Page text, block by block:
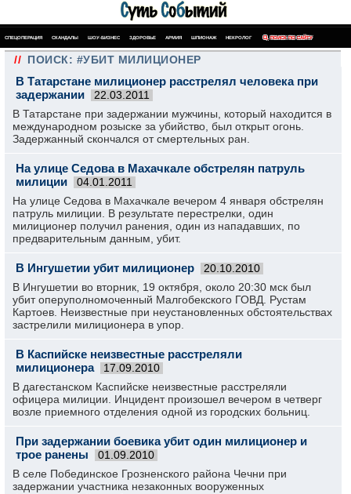
СПЕЦОПЕРАЦИЯ СКАНДАЛЫ ШОУ-БИЗНЕС ЗДОРОВЬЕ АРМИЯ ШПИОНАЖ НЕКРОЛОГ ПОИСК ПО САЙТУ
// ПОИСК: #УБИТ МИЛИЦИОНЕР
В Татарстане милиционер расстрелял человека при
задержании
22.03.2011
В Татарстане при задержании мужчины, который находится в
международном розыске за убийство, был открыт огонь.
Задержанный скончался от смертельных ран.
На улице Седова в Махачкале обстрелян патруль
милиции
04.01.2011
На улице Седова в Махачкале вечером 4 января обстрелян
патруль милиции. В результате перестрелки, один
милиционер получил ранения, один из нападавших, по
предварительным данным, убит.
В Ингушетии убит милиционер 20.10.2010
В Ингушетии во вторник, 19 октября, около 20:30 мск был
убит оперуполномоченный Малгобекского ГОВД. Рустам
Картоев. Неизвестные при неустановленных обстоятельствах
застрелили милиционера в упор.
В Каспийске неизвестные расстреляли
милиционера
17.09.2010
В дагестанском Каспийске неизвестные расстреляли
офицера милиции. Инцидент произошел вечером в четверг
возле приемного отделения одной из городских больниц.
При задержании боевика убит один милиционер и
трое ранены
01.09.2010
В селе Побединское Грозненского района Чечни при
задержании участника незаконных вооруженных